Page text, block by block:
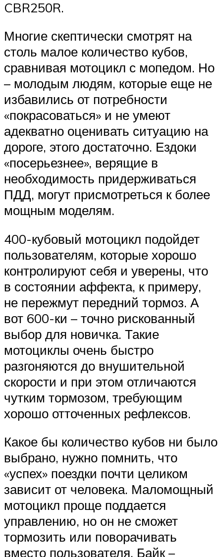
CBR250R.
Многие скептически смотрят на
столь малое количество кубов,
сравнивая мотоцикл с мопедом. Но
– молодым людям, которые еще не
избавились от потребности
«покрасоваться» и не умеют
адекватно оценивать ситуацию на
дороге, этого достаточно. Ездоки
«посерьезнее», верящие в
необходимость придерживаться
ПДД, могут присмотреться к более
мощным моделям.
400-кубовый мотоцикл подойдет
пользователям, которые хорошо
контролируют себя и уверены, что
в состоянии аффекта, к примеру,
не пережмут передний тормоз. А
вот 600-ки – точно рискованный
выбор для новичка. Такие
мотоциклы очень быстро
разгоняются до внушительной
скорости и при этом отличаются
чутким тормозом, требующим
хорошо отточенных рефлексов.
Какое бы количество кубов ни было
выбрано, нужно помнить, что
«успех» поездки почти целиком
зависит от человека. Маломощный
мотоцикл проще поддается
управлению, но он не сможет
тормозить или поворачивать
вместо пользователя. Байк –